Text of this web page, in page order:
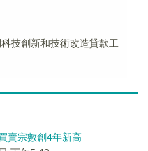
技創新和技術改造貸款工
賣宗數創4年新高